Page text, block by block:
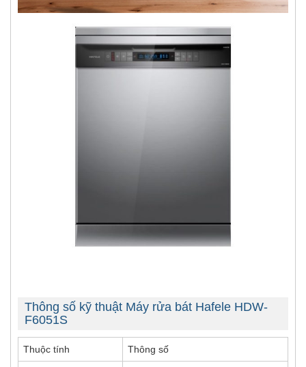
Thông số kỹ thuật Máy rửa bát Hafele HDW-
F6051S
Thuộc tính Thông số